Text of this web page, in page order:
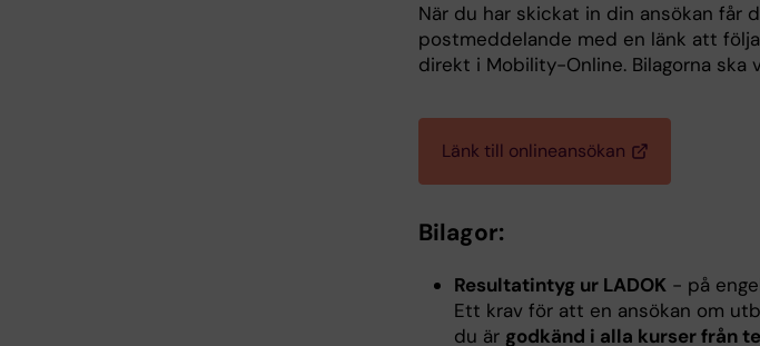
När du har skickat in din ansökan får
postmeddelande med en länk att
direkt i Mobility-Online. Bilagorna ska
Länk till onlineansökan
Bilagor:
Resultatintyg ur LADOK - på
Ett krav för att en ansökan om
du är godkänd i alla kurser från